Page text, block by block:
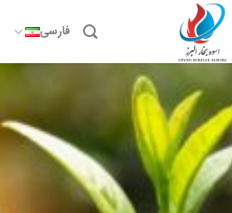
فارسی